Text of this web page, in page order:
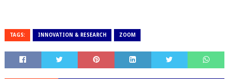
TAGS: INNOVATION & RESEARCH ZOOM